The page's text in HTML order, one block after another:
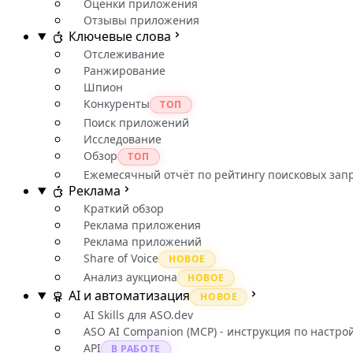
Оценки приложения
Отзывы приложения
Ключевые слова
Отслеживание
Ранжирование
Шпион
Конкуренты
ТОП
Поиск приложений
Исследование
Обзор
ТОП
Ежемесячный отчёт по рейтингу поисковых
Реклама
Краткий обзор
Реклама приложения
Реклама приложений
Share of Voice
НОВОЕ
Анализ аукциона НОВОЕ
AI и автоматизация НОВОЕ
AI Skills для ASO.dev
ASO AI Companion (MCP) - инструкция по
API
В РАБОТЕ